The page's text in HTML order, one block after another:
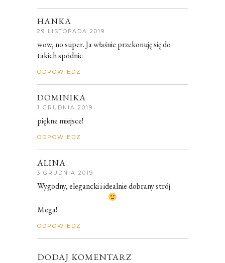
HANKA
29 LISTOPADA 2019
wow, no super. Ja właśnie przekonuję się do
takich spódnic
ODPOWIEDZ
DOMINIKA
1 GRUDNIA 2019
piękne miejsce!
ODPOWIEDZ
ALINA
3 GRUDNIA 2019
Wygodny, elegancki i idealnie dobrany strój
Mega!
ODPOWIEDZ
DODAJ KOMENTARZ